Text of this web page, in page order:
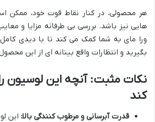
هر محصولی، در کنار نقاط قوت خود، ممکن
هایی نیز باشد. بررسی بی طرفانه مزایا و
ورا مای به شما کمک می کند تا با دیدی
بگیرید و انتظارات واقع بینانه ای از این
نکات مثبت: آنچه این لوسیون
کند
قدرت آبرسانی و مرطوب کنندگی بالا: این